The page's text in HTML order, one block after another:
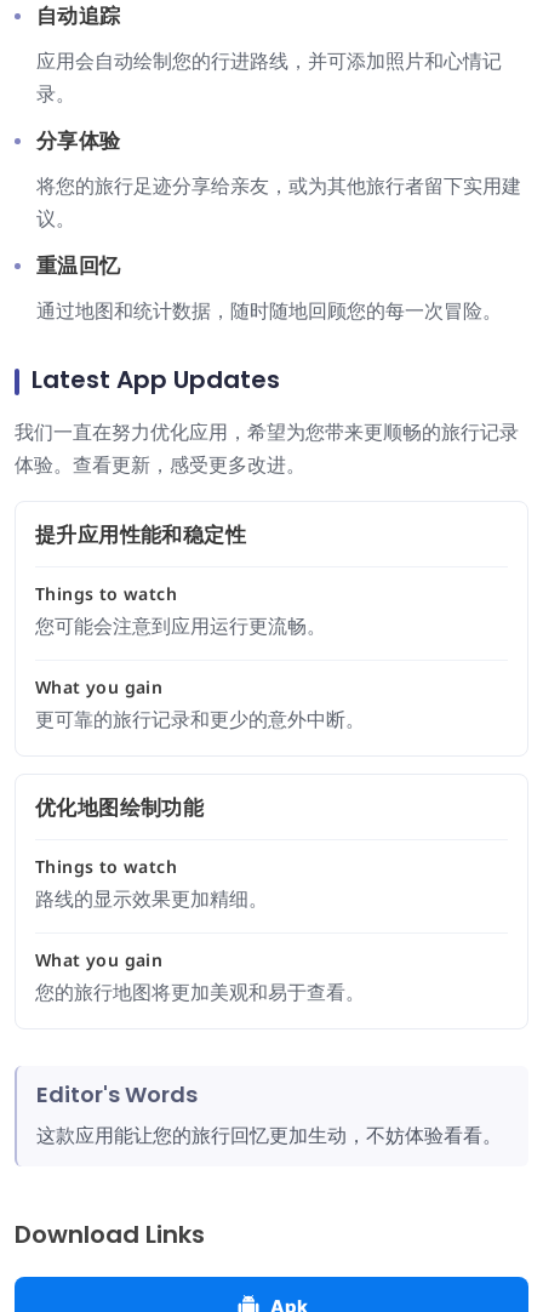
自动追踪
应用会自动绘制您的行进路线，并可添加照片和心情记
录。
分享体验
将您的旅行足迹分享给亲友，或为其他旅行者留下实用建
议。
重温回忆
通过地图和统计数据，随时随地回顾您的每一次冒险。
Latest App Updates
我们一直在努力优化应用，希望为您带来更顺畅的旅行记录
体验。查看更新，感受更多改进。
提升应用性能和稳定性
Things to watch
您可能会注意到应用运行更流畅。
What you gain
更可靠的旅行记录和更少的意外中断。
优化地图绘制功能
Things to watch
路线的显示效果更加精细。
What you gain
您的旅行地图将更加美观和易于查看。
Editor's Words
这款应用能让您的旅行回忆更加生动，不妨体验看看。
Download Links
Apk